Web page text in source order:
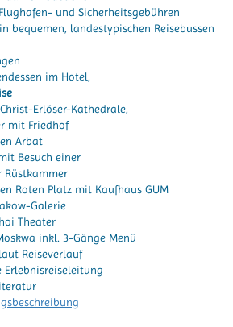
und Sicherheitsgebühren
bequemen, landestypischen Reisebussen
im Hotel,
Erlöser-Kathedrale,
mit Friedhof
Arbat
Besuch einer
Rüstkammer
Roten Platz mit Kaufhaus GUM
Galerie
Theater
inkl. 3-Gänge Menü
Reiseverlauf
Erlebnisreiseleitung